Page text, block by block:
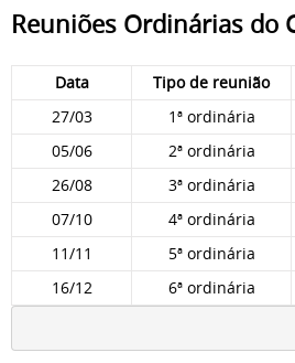
Reuniões Ordinárias do
Data Tipo de reunião
27/03
1ª ordinária
05/06
2ª ordinária
26/08
3ª ordinária
07/10
4ª ordinária
11/11
5ª ordinária
16/12
6ª ordinária